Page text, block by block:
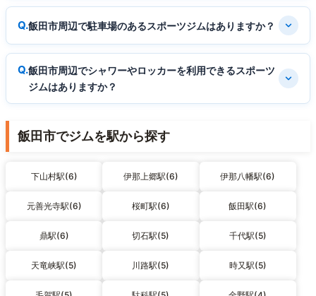
飯田市周辺で駐車場のあるスポーツジムはありますか？
飯田市周辺でシャワーやロッカーを利用できるスポーツ
ジムはありますか？
飯田市でジムを駅から探す
下山村駅(6) 伊那上郷駅(6) 伊那八幡駅(6)
元善光寺駅(6) 桜町駅(6) 飯田駅(6)
鼎駅(6) 切石駅(5) 千代駅(5)
天竜峡駅(5) 川路駅(5) 時又駅(5)